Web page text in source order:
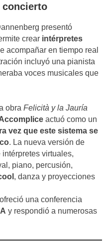
concierto
presentó
crear intérpretes
acompañar en tiempo real
incluyó una pianista
voces musicales que
obra Felicità y la Jauría
actuó como un
vez que este sistema se
. La nueva versión de
intérpretes virtuales,
piano, percusión,
, danza y proyecciones
una conferencia
y respondió a numerosas